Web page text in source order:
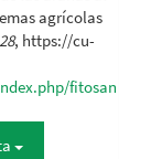
agrícolas
28, https://cu-
fitosan